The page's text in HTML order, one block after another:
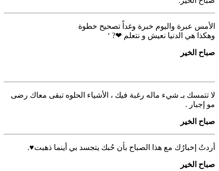
‏الأمس عبرة واليوم خبرة وغداً تصحيح خطوة
وهكذا هي الدنيا نعيش و نتعلم ❤? ‘
صباح الخير
لا تتمسك بـ شيء ماله رغبة فيك ، الأشياء الحلوه تبقى معاك رضى
مو إجبار .
صباح الخير
‏أردتُ إخبارُك مع هذا الصباح بأن حُبك يتجسد بي أينما ذهبت♥️.
صباح الخير